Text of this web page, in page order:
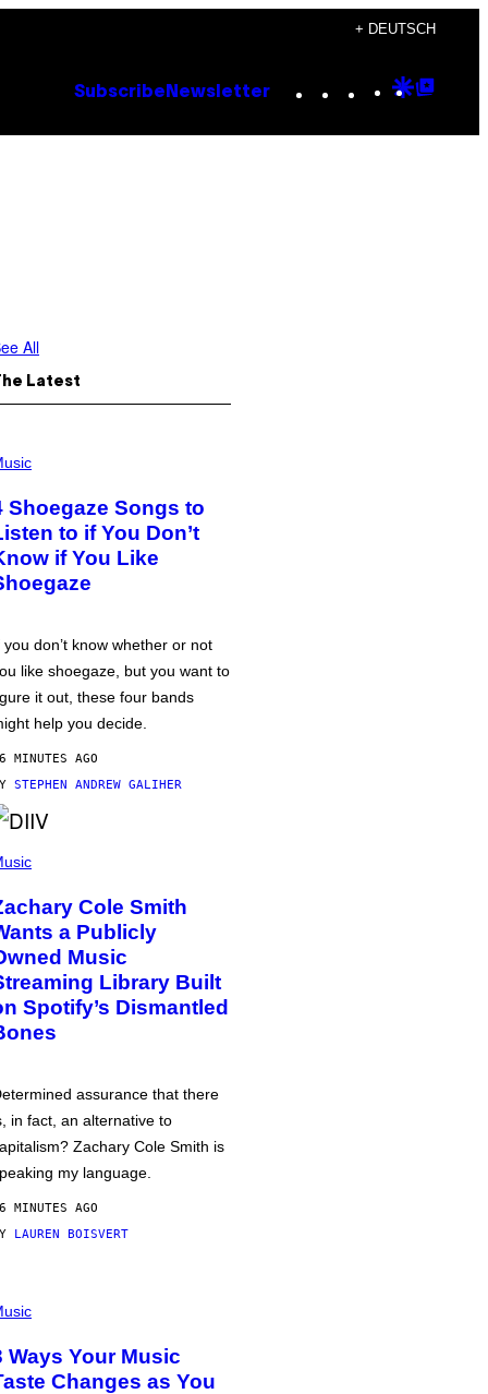
+ DEUTSCH
Subscribe Newsletter Instagram
TikTok
YouTube
Google
All
Latest
Shoegaze Songs to
to if You Don’t
if You Like
you don’t know whether or not
like shoegaze, but you want to
it out, these four bands
help you decide.
MINUTES AGO
STEPHEN ANDREW GALIHER
Cole Smith
a Publicly
Music
Library Built
Spotify’s Dismantled
assurance that there
in fact, an alternative to
Zachary Cole Smith is
my language.
MINUTES AGO
LAUREN BOISVERT
Ways Your Music
Changes as You